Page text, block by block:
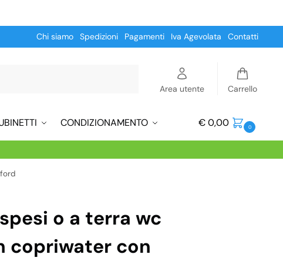
Chi siamo Spedizioni Pagamenti Iva Agevolata Contatti
Area utente Carrello
CONDIZIONAMENTO €0,00 0
o a terra wc
copriwater con